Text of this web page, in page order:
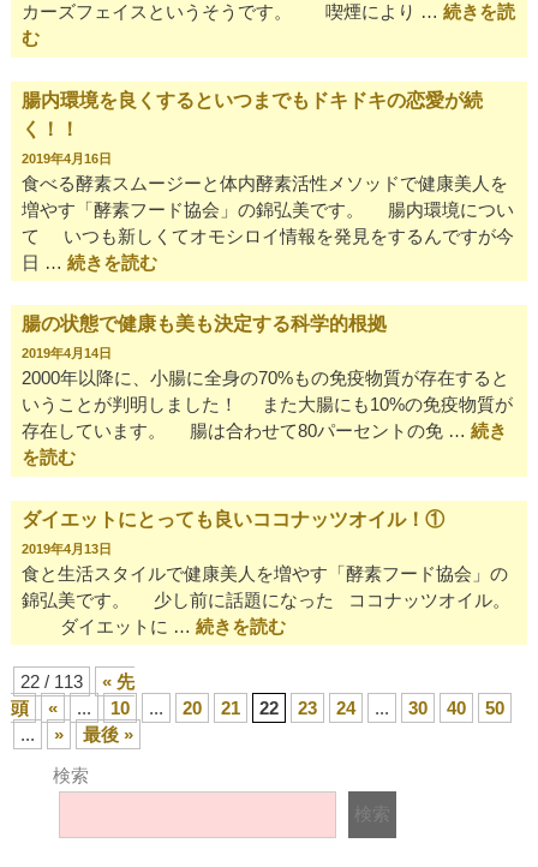
カーズフェイスというそうです。 喫煙により … 続きを読
む
腸内環境を良くするといつまでもドキドキの恋愛が続
く！！
2019年4月16日
食べる酵素スムージーと体内酵素活性メソッドで健康美人を
増やす「酵素フード協会」の錦弘美です。 腸内環境につい
て いつも新しくてオモシロイ情報を発見をするんですが今
日 … 続きを読む
腸の状態で健康も美も決定する科学的根拠
2019年4月14日
2000年以降に、小腸に全身の70%もの免疫物質が存在すると
いうことが判明しました！ また大腸にも10%の免疫物質が
存在しています。 腸は合わせて80パーセントの免 … 続き
を読む
ダイエットにとっても良いココナッツオイル！①
2019年4月13日
食と生活スタイルで健康美人を増やす「酵素フード協会」の
錦弘美です。 少し前に話題になった ココナッツオイル。
ダイエットに … 続きを読む
22 / 113
« 先
頭
« ... 10 ... 20 21 22 23 24 ... 30 40
50
...
»
最後 »
検索
検索